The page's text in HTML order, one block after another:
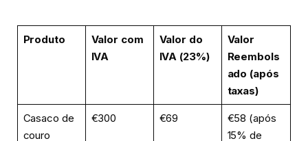
Produto
Valor com
IVA
Valor do
IVA (23%)
Valor
Reembols
ado (após
taxas)
Casaco de
couro
€300 €69
€58 (após
15% de